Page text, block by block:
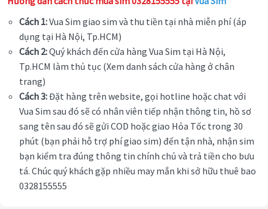
Cách 1:Vua Sim giao sim và thu tiền tại nhà miễn phí (áp
dụng tại Hà Nội, Tp.HCM)
Cách 2:Quý khách đến cửa hàng Vua Sim tại Hà Nội,
Tp.HCM làm thủ tục (Xem danh sách cửa hàng ở chân
trang)
Cách 3:Đặt hàng trên website, gọi hotline hoặc chat với
Vua Sim sau đó sẽ có nhân viên tiếp nhận thông tin, hồ sơ
sang tên sau đó sẽ gửi COD hoặc giao Hỏa Tốc trong 30
phút (bạn phải hỗ trợ phí giao sim) đến tận nhà, nhận sim
bạn kiểm tra đúng thông tin chính chủ và trả tiền cho bưu
tá. Chúc quý khách gặp nhiều may mắn khi sở hữu thuê bao
0328155555